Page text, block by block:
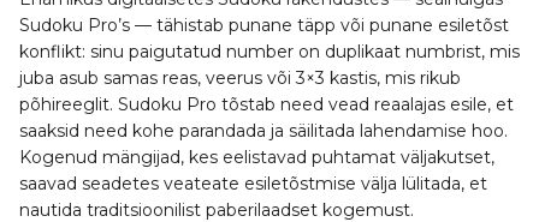
Sudoku Pro’s — tähistab punane täpp või punane esiletõst
konflikt: sinu paigutatud number on duplikaat numbrist, mis
juba asub samas reas, veerus või 3×3 kastis, mis rikub
põhireeglit. Sudoku Pro tõstab need vead reaalajas esile, et
saaksid need kohe parandada ja säilitada lahendamise hoo.
Kogenud mängijad, kes eelistavad puhtamat väljakutset,
saavad seadetes veateate esiletõstmise välja lülitada, et
nautida traditsioonilist paberilaadset kogemust.